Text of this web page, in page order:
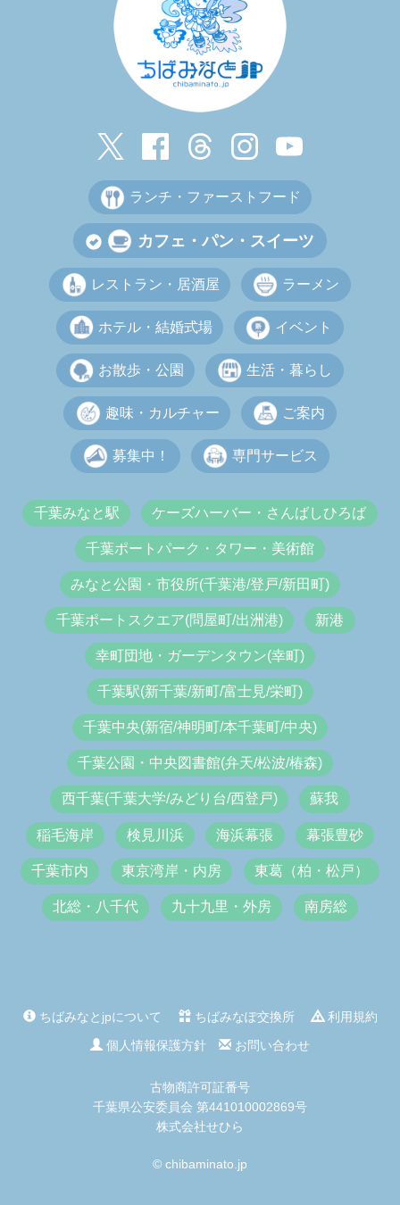
ランチ・ファーストフード
カフェ・パン・スイーツ
レストラン・居酒屋 ラーメン
ホテル・結婚式場 イベント
お散歩・公園 生活・暮らし
趣味・カルチャー ご案内
募集中！ 専門サービス
千葉みなと駅 ケーズハーバー・さんばしひろば
千葉ポートパーク・タワー・美術館
みなと公園・市役所(千葉港/登戸/新田町)
千葉ポートスクエア(問屋町/出洲港) 新港
幸町団地・ガーデンタウン(幸町)
千葉駅(新千葉/新町/富士見/栄町)
千葉中央(新宿/神明町/本千葉町/中央)
千葉公園・中央図書館(弁天/松波/椿森)
西千葉(千葉大学/みどり台/西登戸) 蘇我
稲毛海岸 検見川浜 海浜幕張 幕張豊砂
千葉市内 東京湾岸・内房 東葛（柏・松戸）
北総・八千代 九十九里・外房 南房総
ちばみなとjpについて ちばみなぽ交換所
利用規約
個人情報保護方針
お問い合わせ
古物商許可証番号
千葉県公安委員会 第441010002869号
株式会社せひら
© chibaminato.jp